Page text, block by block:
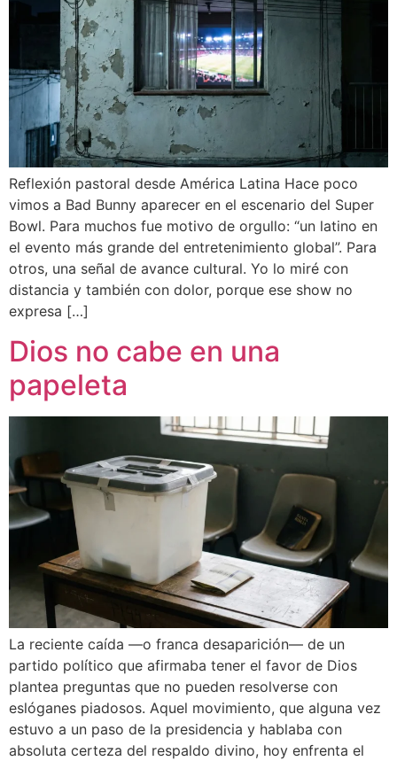
Reflexión pastoral desde América Latina Hace poco
vimos a Bad Bunny aparecer en el escenario del Super
Bowl. Para muchos fue motivo de orgullo: “un latino en
el evento más grande del entretenimiento global”. Para
otros, una señal de avance cultural. Yo lo miré con
distancia y también con dolor, porque ese show no
expresa […]
Dios no cabe en una
papeleta
La reciente caída —o franca desaparición— de un
partido político que afirmaba tener el favor de Dios
plantea preguntas que no pueden resolverse con
eslóganes piadosos. Aquel movimiento, que alguna vez
estuvo a un paso de la presidencia y hablaba con
absoluta certeza del respaldo divino, hoy enfrenta el